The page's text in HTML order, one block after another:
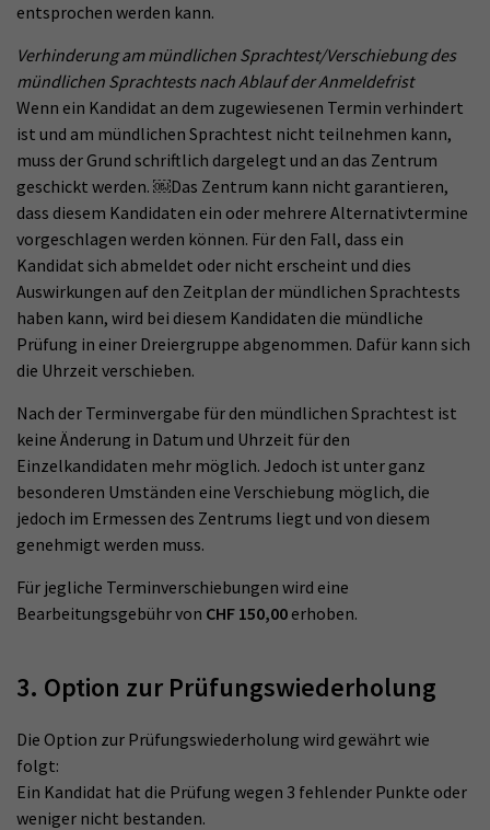
entsprochen werden kann.
Verhinderung am mündlichen Sprachtest/Verschiebung des
mündlichen Sprachtests nach Ablauf der Anmeldefrist
Wenn ein Kandidat an dem zugewiesenen Termin verhindert
ist und am mündlichen Sprachtest nicht teilnehmen kann,
muss der Grund schriftlich dargelegt und an das Zentrum
geschickt werden. ￼Das Zentrum kann nicht garantieren,
dass diesem Kandidaten ein oder mehrere Alternativtermine
vorgeschlagen werden können. Für den Fall, dass ein
Kandidat sich abmeldet oder nicht erscheint und dies
Auswirkungen auf den Zeitplan der mündlichen Sprachtests
haben kann, wird bei diesem Kandidaten die mündliche
Prüfung in einer Dreiergruppe abgenommen. Dafür kann sich
die Uhrzeit verschieben.
Nach der Terminvergabe für den mündlichen Sprachtest ist
keine Änderung in Datum und Uhrzeit für den
Einzelkandidaten mehr möglich. Jedoch ist unter ganz
besonderen Umständen eine Verschiebung möglich, die
jedoch im Ermessen des Zentrums liegt und von diesem
genehmigt werden muss.
Für jegliche Terminverschiebungen wird eine
Bearbeitungsgebühr von CHF 150,00 erhoben.
3. Option zur Prüfungswiederholung
Die Option zur Prüfungswiederholung wird gewährt wie
folgt:
Ein Kandidat hat die Prüfung wegen 3 fehlender Punkte oder
weniger nicht bestanden.